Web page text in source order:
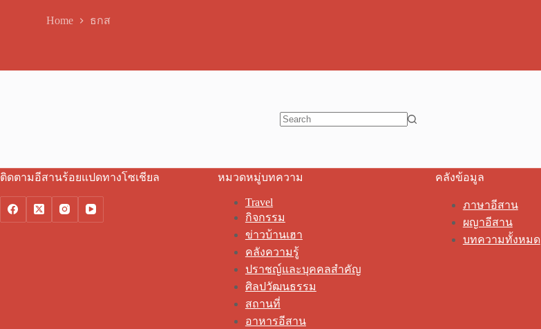
Home ธกส
ติดตามอีสานร้อยแปดทางโซเชียล หมวดหมู่บทความ
Travel
กิจกรรม
ข่าวบ้านเฮา
คลังความรู้
ปราชญ์และบุคคลสำคัญ
ศิลปวัฒนธรรม
สถานที่
อาหารอีสาน
คลังข้อมูล
ภาษาอีสาน
ผญาอีสาน
บทความทั้งหมด